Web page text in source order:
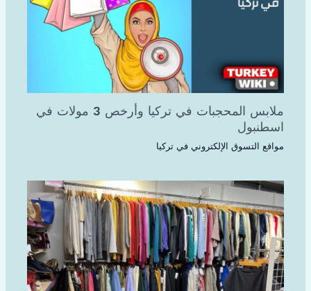
ملابس المحجبات في تركيا وأرخص 3 مولات في
اسطنبول
مواقع التسوق الإلكتروني في تركيا